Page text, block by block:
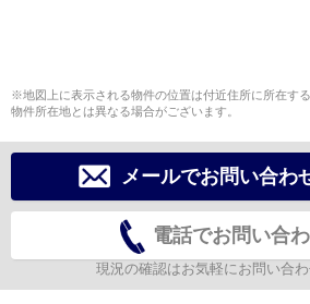
※地図上に表示される物件の位置は付近住所に所在す
物件所在地とは異なる場合がございます。
メールでお問い合わ
電話でお問い合
現況の確認はお気軽にお問い合わ